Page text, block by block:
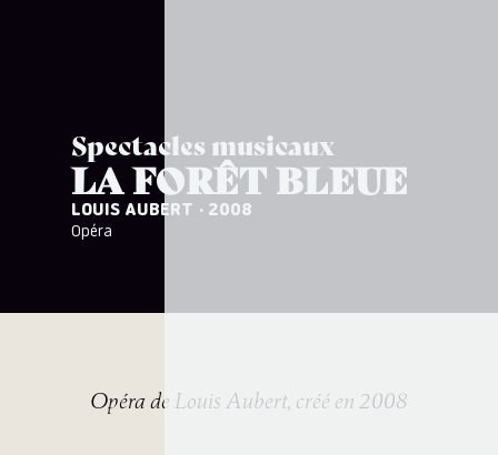
Spectacles musicaux
LA FORÊT BLEUE
LOUIS AUBERT · 2008
Opéra
Opéra de Louis Aubert, créé en 2008